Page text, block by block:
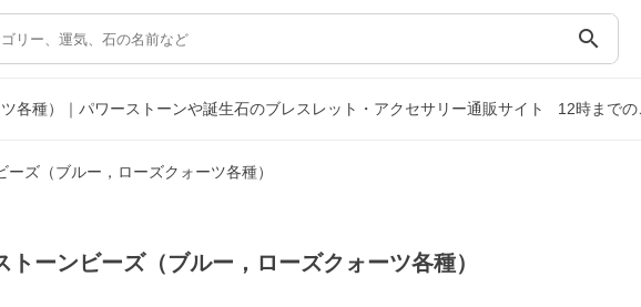
search
各種）｜パワーストーンや誕生石のブレスレット・アクセサリー通販サイト 12時まで
ーズ（ブルー，ローズクォーツ各種）
トーンビーズ（ブルー，ローズクォーツ各種）